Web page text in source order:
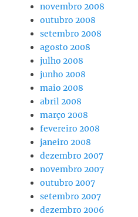
novembro 2008
outubro 2008
setembro 2008
agosto 2008
julho 2008
junho 2008
maio 2008
abril 2008
março 2008
fevereiro 2008
janeiro 2008
dezembro 2007
novembro 2007
outubro 2007
setembro 2007
dezembro 2006